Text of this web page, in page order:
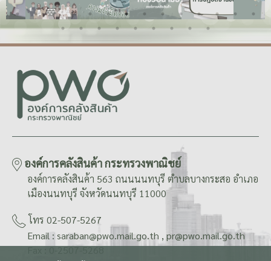
องค์การคลังสินค้า กระทรวงพาณิชย์
องค์การคลังสินค้า 563 ถนนนนทบุรี ตำบลบางกระสอ อำเภอ
เมืองนนทบุรี จังหวัดนนทบุรี 11000
โทร 02-507-5267
Email : saraban@pwo.mail.go.th , pr@pwo.mail.go.th
Fax : 0-2507-5268